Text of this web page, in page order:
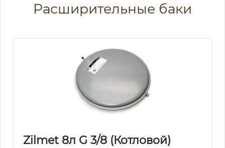
Расширительные баки
Zilmet 8л G 3/8 (Котловой)